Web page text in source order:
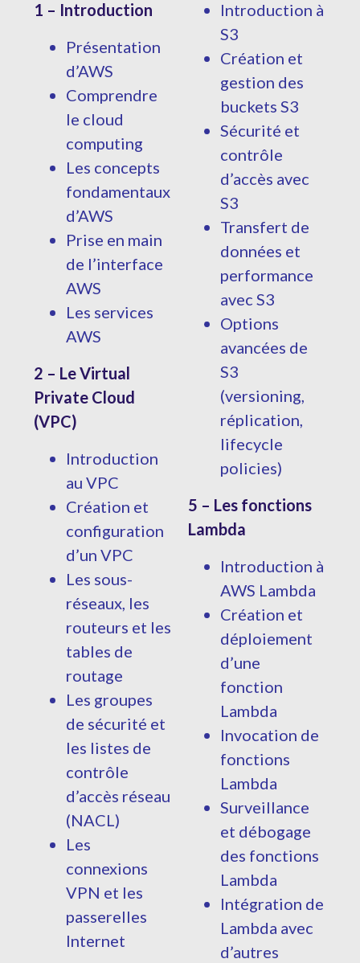
1 – Introduction
Présentation
d’AWS
Comprendre
le cloud
computing
Les concepts
fondamentaux
d’AWS
Prise en main
de l’interface
AWS
Les services
AWS
2 – Le Virtual
Private Cloud
(VPC)
Introduction
au VPC
Création et
configuration
d’un VPC
Les sous-
réseaux, les
routeurs et les
tables de
routage
Les groupes
de sécurité et
les listes de
contrôle
d’accès réseau
(NACL)
Les
connexions
VPN et les
passerelles
Internet
Introduction à
S3
Création et
gestion des
buckets S3
Sécurité et
contrôle
d’accès avec
S3
Transfert de
données et
performance
avec S3
Options
avancées de
S3
(versioning,
réplication,
lifecycle
policies)
5 – Les fonctions
Lambda
Introduction à
AWS Lambda
Création et
déploiement
d’une
fonction
Lambda
Invocation de
fonctions
Lambda
Surveillance
et débogage
des fonctions
Lambda
Intégration de
Lambda avec
d’autres